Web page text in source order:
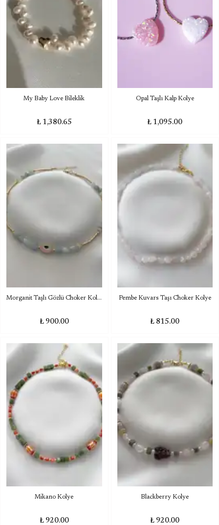
My Baby Love Bileklik
₺ 1,380.65
Opal Taşlı Kalp Kolye
₺ 1,095.00
Morganit Taşlı Gözlü Choker Kolye
₺ 900.00
Pembe Kuvars Taşı Choker Kolye
₺ 815.00
Mikano Kolye
₺ 920.00
Blackberry Kolye
₺ 920.00